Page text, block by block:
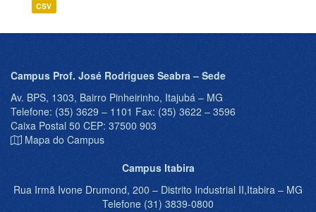
CSV
Campus Prof. José Rodrigues Seabra – Sede
Av. BPS, 1303, Bairro Pinheirinho, Itajubá – MG
Telefone: (35) 3629 – 1101 Fax: (35) 3622 – 3596
Caixa Postal 50 CEP: 37500 903
Mapa do Campus
Campus Itabira
Rua Irmã Ivone Drumond, 200 – Distrito Industrial II,Itabira – MG
Telefone (31) 3839-0800